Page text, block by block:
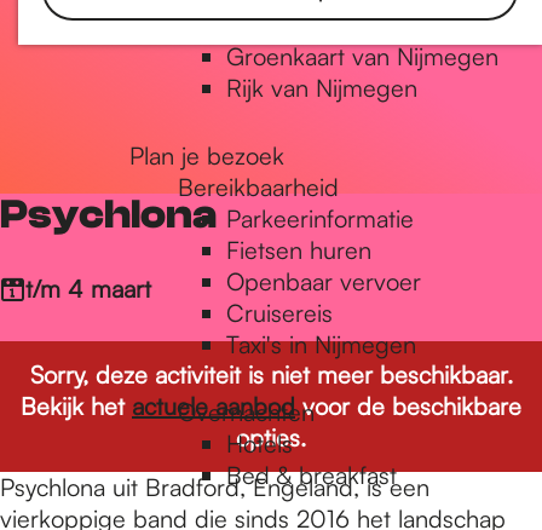
Natuur in Nijmegen
Groenkaart van Nijmegen
Rijk van Nijmegen
Plan je bezoek
Bereikbaarheid
Parkeerinformatie
Fietsen huren
Openbaar vervoer
Cruisereis
Taxi's in Nijmegen
Overnachten
Hotels
Bed & breakfast
Psychlona
t/m 4 maart
Sorry, deze activiteit is niet meer beschikbaar.
Bekijk het actuele aanbodvoor de beschikbare
opties.
Psychlona uit Bradford, Engeland, is een
vierkoppige band die sinds 2016 het landschap